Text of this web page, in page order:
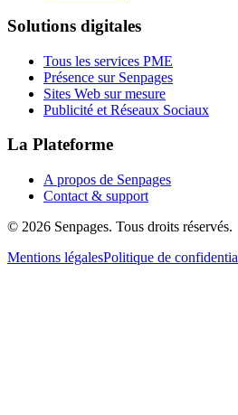
Solutions digitales
Tous les services PME
Présence sur Senpages
Sites Web sur mesure
Publicité et Réseaux Sociaux
La Plateforme
A propos de Senpages
Contact & support
© 2026 Senpages. Tous droits réservés.
Mentions légalesPolitique de